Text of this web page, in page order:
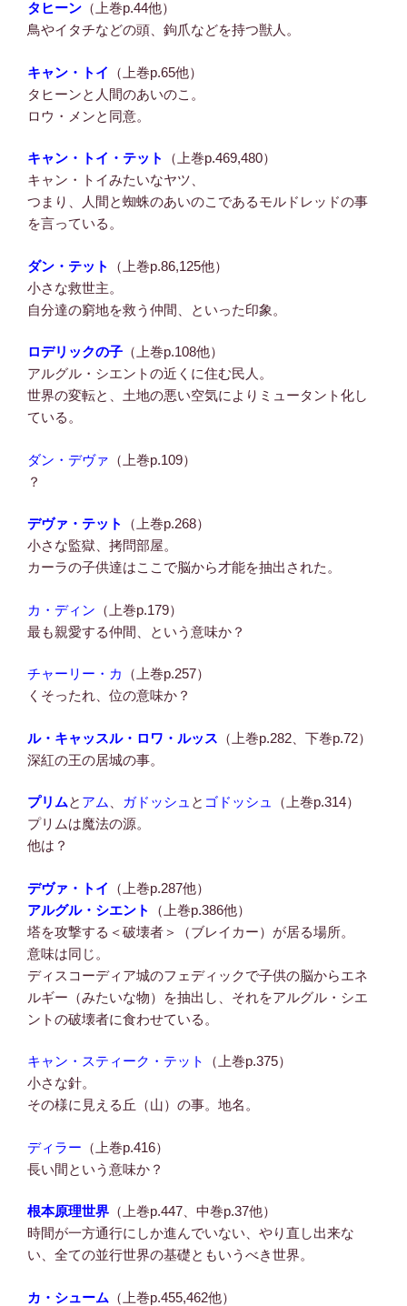
タヒーン （上巻p.44他）
鳥やイタチなどの頭、鉤爪などを持つ獣人。
キャン・トイ
（上巻p.65他）
タヒーンと人間のあいのこ。
ロウ・メンと同意。
キャン・トイ・テット
（上巻p.469,480）
キャン・トイみたいなヤツ、
つまり、人間と蜘蛛のあいのこであるモルドレッドの事
を言っている。
ダン・テット
（上巻p.86,125他）
小さな救世主。
自分達の窮地を救う仲間、といった印象。
ロデリックの子 （上巻p.108他）
アルグル・シエントの近くに住む民人。
世界の変転と、土地の悪い空気によりミュータント化し
ている。
ダン・デヴァ （上巻p.109）
？
デヴァ・テット
（上巻p.268）
小さな監獄、拷問部屋。
カーラの子供達はここで脳から才能を抽出された。
カ・ディン （上巻p.179）
最も親愛する仲間、という意味か？
チャーリー・カ
（上巻p.257）
くそったれ、位の意味か？
ル・キャッスル・ロワ・ルッス （上巻p.282、下巻p.72）
深紅の王の居城の事。
プリムと アム ガドッシュ と ゴドッシュ
（上巻p.314）
プリムは魔法の源。
他は？
デヴァ・トイ
（上巻p.287他）
アルグル・シエント
（上巻p.386他）
塔を攻撃する＜破壊者＞（ブレイカー）が居る場所。
意味は同じ。
ディスコーディア城のフェディックで子供の脳からエネ
ルギー（みたいな物）を抽出し、それをアルグル・シエ
ントの破壊者に食わせている。
キャン・スティーク・テット
（上巻p.375）
小さな針。
その様に見える丘（山）の事。地名。
ディラー （上巻p.416）
長い間という意味か？
根本原理世界 （上巻p.447、中巻p.37他）
時間が一方通行にしか進んでいない、やり直し出来な
い、全ての並行世界の基礎ともいうべき世界。
カ・シューム （上巻p.455,462他）